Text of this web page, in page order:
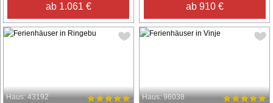
ab 1.061 € ab 910 €
Haus: 43192 Haus: 96038